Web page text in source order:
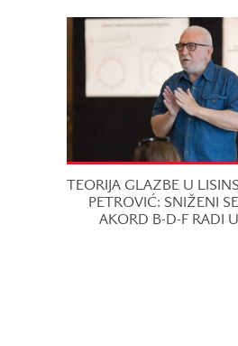
TEORIJA GLAZBE U
PETROVIĆ: SNIŽENI
AKORD B-D-F RADI